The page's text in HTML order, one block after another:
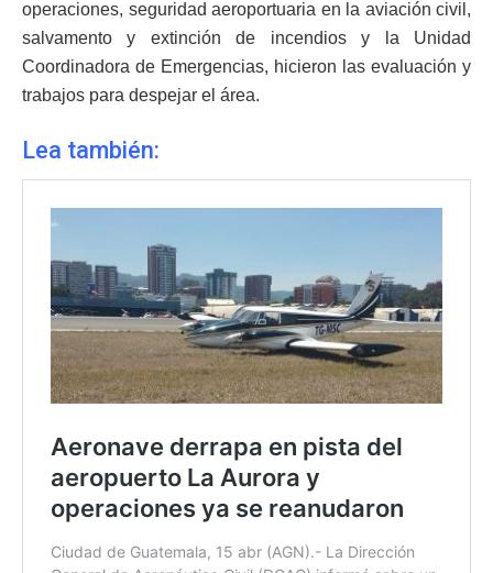
operaciones, seguridad aeroportuaria en la aviación civil,
salvamento y extinción de incendios y la Unidad
Coordinadora de Emergencias, hicieron las evaluación y
trabajos para despejar el área.
Lea también: